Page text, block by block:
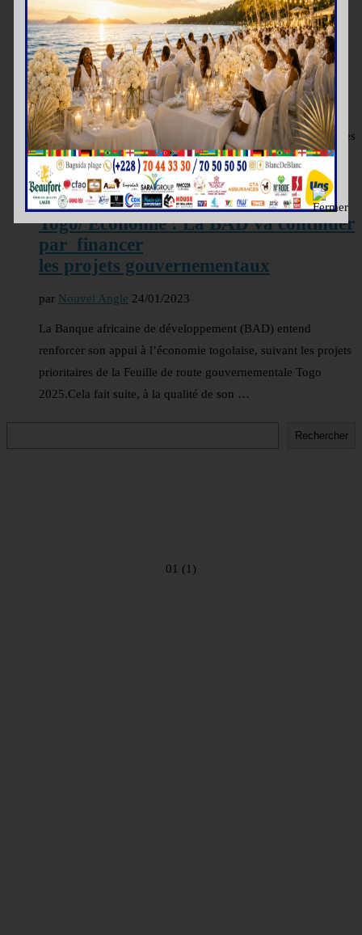
FoPAT : La BAD salue l’initiative du
chef de l’Etat
parNouvel Angle 27/02/2023
Engagée à soutenir les efforts du gouvernement pour une
autosuffisance alimentaire, la Banque Africaine de
Développement (BAD), a réalisé plusieurs projets au Togo.Ces
projets dans la région centrale, sont entre autres, …
ECONOMIE
Togo/ Economie : La BAD va continuer
par financer
les projets gouvernementaux
par Nouvel Angle 24/01/2023
La Banque africaine de développement (BAD) entend
renforcer son appui à l’économie togolaise, suivant les projets
prioritaires de la Feuille de route gouvernementale Togo
2025.Cela fait suite, à la qualité de son …
Rechercher
01 (1)